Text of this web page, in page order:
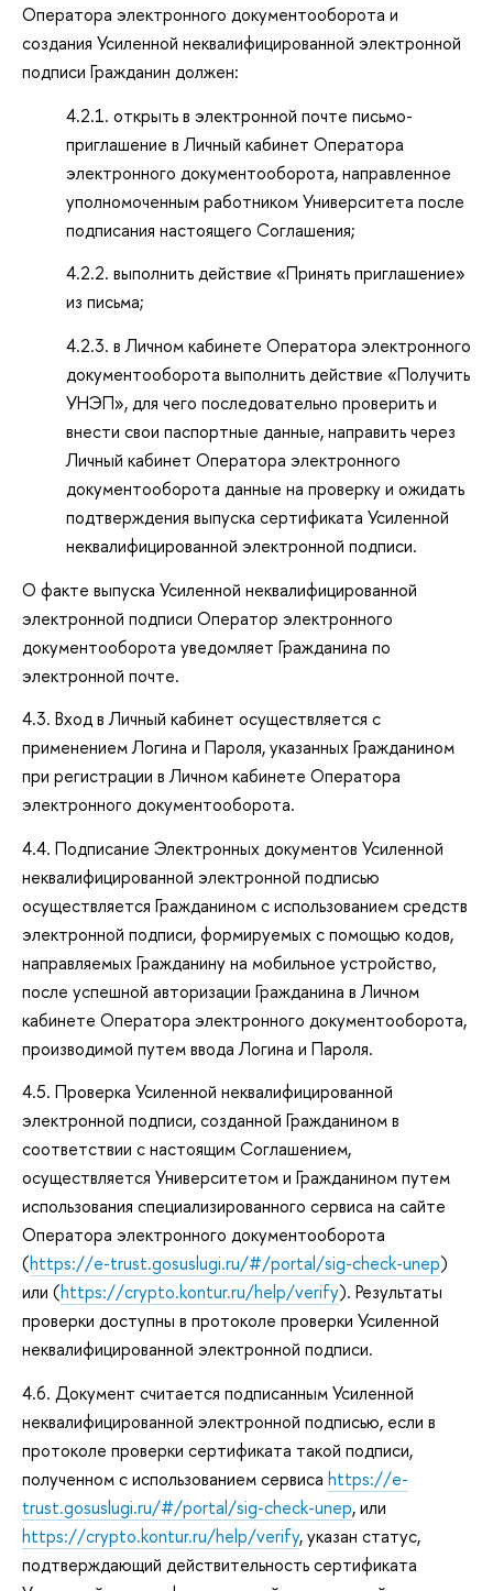
Оператора электронного документооборота и
создания Усиленной неквалифицированной электронной
подписи Гражданин должен:
4.2.1. открыть в электронной почте письмо-
приглашение в Личный кабинет Оператора
электронного документооборота, направленное
уполномоченным работником Университета после
подписания настоящего Соглашения;
4.2.2. выполнить действие «Принять приглашение»
из письма;
4.2.3. в Личном кабинете Оператора электронного
документооборота выполнить действие «Получить
УНЭП», для чего последовательно проверить и
внести свои паспортные данные, направить через
Личный кабинет Оператора электронного
документооборота данные на проверку и ожидать
подтверждения выпуска сертификата Усиленной
неквалифицированной электронной подписи.
О факте выпуска Усиленной неквалифицированной
электронной подписи Оператор электронного
документооборота уведомляет Гражданина по
электронной почте.
4.3. Вход в Личный кабинет осуществляется с
применением Логина и Пароля, указанных Гражданином
при регистрации в Личном кабинете Оператора
электронного документооборота.
4.4. Подписание Электронных документов Усиленной
неквалифицированной электронной подписью
осуществляется Гражданином с использованием средств
электронной подписи, формируемых с помощью кодов,
направляемых Гражданину на мобильное устройство,
после успешной авторизации Гражданина в Личном
кабинете Оператора электронного документооборота,
производимой путем ввода Логина и Пароля.
4.5. Проверка Усиленной неквалифицированной
электронной подписи, созданной Гражданином в
соответствии с настоящим Соглашением,
осуществляется Университетом и Гражданином путем
использования специализированного сервиса на сайте
Оператора электронного документооборота
(https://e-trust.gosuslugi.ru/#/portal/sig-check-unep)
или (https://crypto.kontur.ru/help/verify). Результаты
проверки доступны в протоколе проверки Усиленной
неквалифицированной электронной подписи.
4.6. Документ считается подписанным Усиленной
неквалифицированной электронной подписью, если в
протоколе проверки сертификата такой подписи,
полученном с использованием сервиса https://e-
trust.gosuslugi.ru/#/portal/sig-check-unep, или
https://crypto.kontur.ru/help/verify, указан статус,
подтверждающий действительность сертификата